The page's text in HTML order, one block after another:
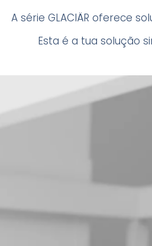
A série GLACIÄR oferece
Esta é a tua solução